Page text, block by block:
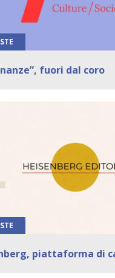
fuori dal coro
piattaforma di